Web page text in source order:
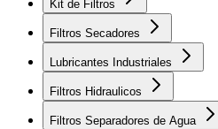
Kit de Filtros
Filtros Secadores
Lubricantes Industriales
Filtros Hidraulicos
Filtros Separadores de Agua